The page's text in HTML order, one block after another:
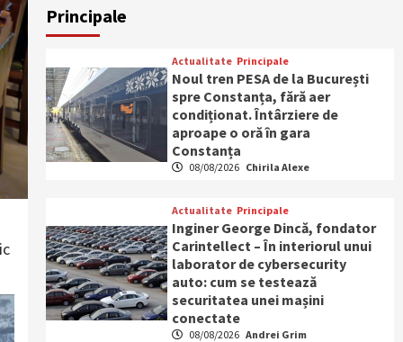
Principale
Actualitate Principale
Noul tren PESA de la București
spre Constanța, fără aer
condiționat. Întârziere de
aproape o oră în gara
Constanța
08/08/2026 Chirila Alexe
Actualitate Principale
Inginer George Dincă, fondator
Carintellect – În interiorul unui
laborator de cybersecurity
auto: cum se testează
securitatea unei mașini
conectate
08/08/2026 Andrei Grim